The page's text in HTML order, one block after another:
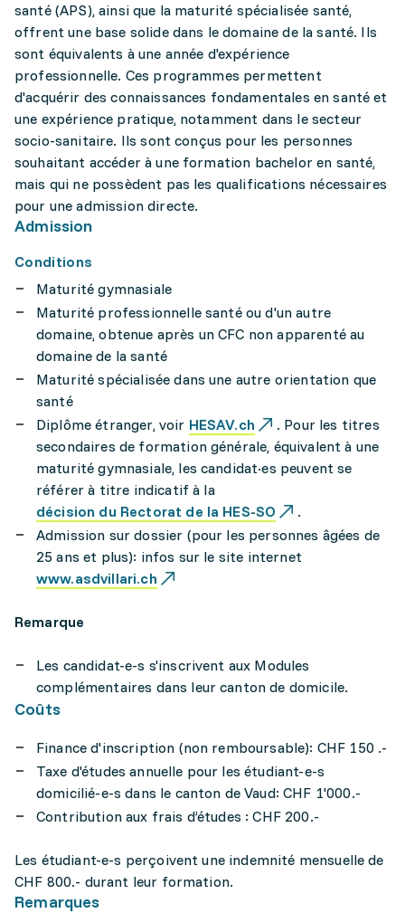
santé (APS), ainsi que la maturité spécialisée santé,
offrent une base solide dans le domaine de la santé. Ils
sont équivalents à une année d'expérience
professionnelle. Ces programmes permettent
d'acquérir des connaissances fondamentales en santé et
une expérience pratique, notamment dans le secteur
socio-sanitaire. Ils sont conçus pour les personnes
souhaitant accéder à une formation bachelor en santé,
mais qui ne possèdent pas les qualifications nécessaires
pour une admission directe.
Admission
Conditions
Maturité gymnasiale
Maturité professionnelle santé ou d'un autre
domaine, obtenue après un CFC non apparenté au
domaine de la santé
Maturité spécialisée dans une autre orientation que
santé
Diplôme étranger, voir HESAV.ch
. Pour les titres
secondaires de formation générale, équivalent à une
maturité gymnasiale, les candidat·es peuvent se
référer à titre indicatif à la
décision du Rectorat de la HES-SO
.
Admission sur dossier (pour les personnes âgées de
25 ans et plus): infos sur le site internet
www.asdvillari.ch
Remarque
Les candidat-e-s s'inscrivent aux Modules
complémentaires dans leur canton de domicile.
Coûts
Finance d'inscription (non remboursable): CHF 150 .-
Taxe d'études annuelle pour les étudiant-e-s
domicilié-e-s dans le canton de Vaud: CHF 1'000.-
Contribution aux frais d’études : CHF 200.-
Les étudiant-e-s perçoivent une indemnité mensuelle de
CHF 800.- durant leur formation.
Remarques